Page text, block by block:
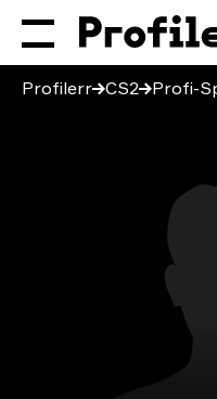
Profilerr CS2 Profi-